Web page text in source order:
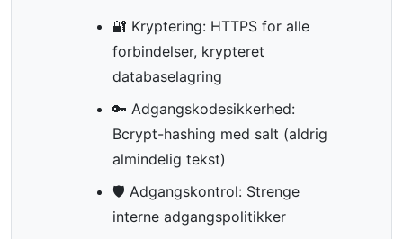
🔐 Kryptering: HTTPS for alle
forbindelser, krypteret
databaselagring
🔑 Adgangskodesikkerhed:
Bcrypt-hashing med salt (aldrig
almindelig tekst)
🛡️ Adgangskontrol: Strenge
interne adgangspolitikker